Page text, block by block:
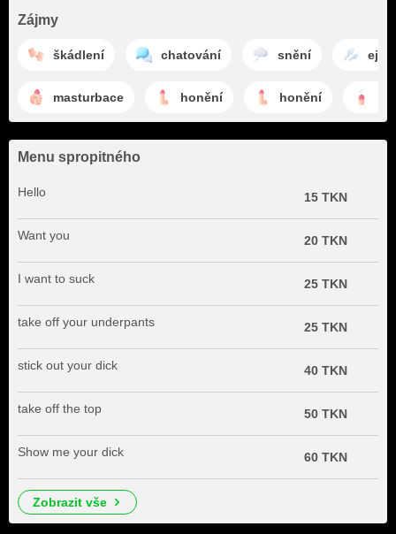
Zájmy
škádlení chatování snění
masturbace honění honění
Menu spropitného
Hello 15 TKN
Want you 20 TKN
I want to suck 25 TKN
take off your underpants 25 TKN
stick out your dick 40 TKN
take off the top 50 TKN
Show me your dick 60 TKN
zobrazit vše